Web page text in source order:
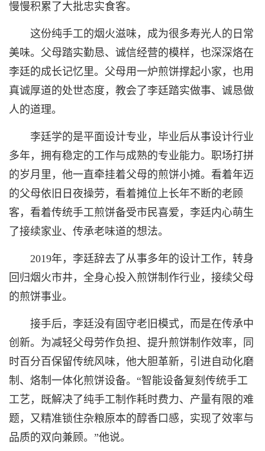
慢慢积累了大批忠实食客。
这份纯手工的烟火滋味，成为很多寿光人的日常
美味。父母踏实勤恳、诚信经营的模样，也深深烙在
李廷的成长记忆里。父母用一炉煎饼撑起小家，也用
真诚厚道的处世态度，教会了李廷踏实做事、诚恳做
人的道理。
李廷学的是平面设计专业，毕业后从事设计行业
多年，拥有稳定的工作与成熟的专业能力。职场打拼
的岁月里，他一直牵挂着父母的煎饼小摊。看着年迈
的父母依旧日夜操劳，看着摊位上长年不断的老顾
客，看着传统手工煎饼备受市民喜爱，李廷内心萌生
了接续家业、传承老味道的想法。
2019年，李廷辞去了从事多年的设计工作，转身
回归烟火市井，全身心投入煎饼制作行业，接续父母
的煎饼事业。
接手后，李廷没有固守老旧模式，而是在传承中
创新。为减轻父母劳作负担、提升煎饼制作效率，同
时百分百保留传统风味，他大胆革新，引进自动化磨
制、烙制一体化煎饼设备。“智能设备复刻传统手工
工艺，既解决了纯手工制作耗时费力、产量有限的难
题，又精准锁住杂粮原本的醇香口感，实现了效率与
品质的双向兼顾。”他说。